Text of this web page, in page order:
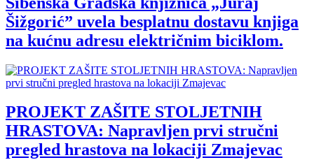
Šižgorić” uvela besplatnu dostavu knjiga
na kućnu adresu električnim biciklom.
PROJEKT ZAŠITE STOLJETNIH
HRASTOVA: Napravljen prvi stručni
pregled hrastova na lokaciji Zmajevac